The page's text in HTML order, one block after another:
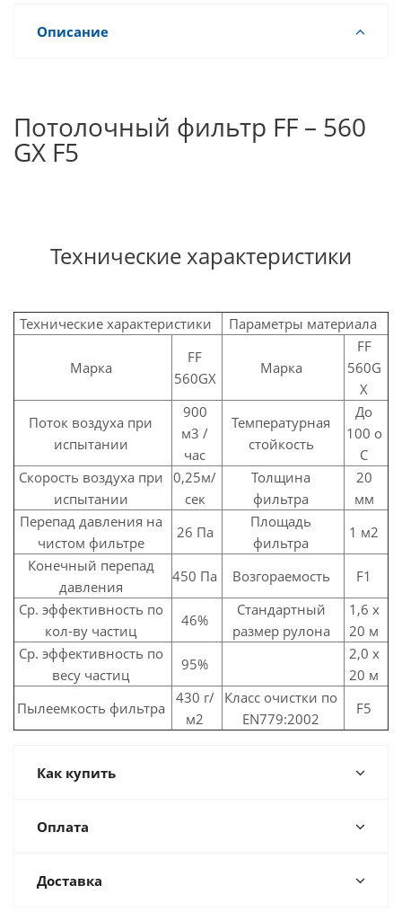
Описание
Потолочный фильтр FF – 560
GX F5
Технические характеристики
Технические характеристики Параметры материала
Марка
FF
560GX
Марка
FF
560G
X
Поток воздуха при
испытании
900
м3 /
час
Температурная
стойкость
До
100 о
С
Скорость воздуха при
испытании
0,25м/
сек
Толщина
фильтра
20
мм
Перепад давления на
чистом фильтре
26 Па
Площадь
фильтра
1 м2
Конечный перепад
давления
450 Па Возгораемость
F1
Ср. эффективность по
кол-ву частиц
46%
Стандартный
размер рулона
1,6 х
20 м
Ср. эффективность по
весу частиц
95%
2,0 х
20 м
Пылеемкость фильтра
430 г/
м2
Класс очистки по
EN779:2002
F5
Как купить
Оплата
Доставка